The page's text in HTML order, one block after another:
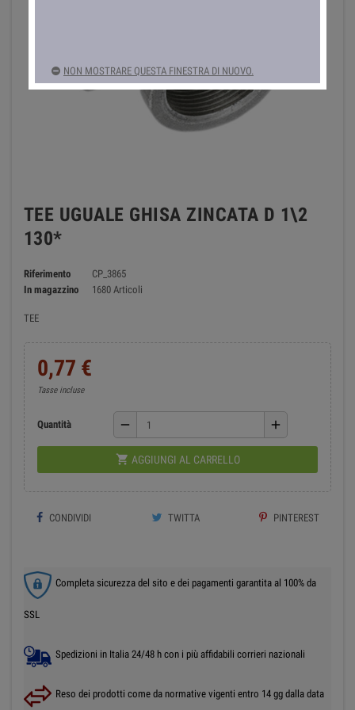
TEE UGUALE GHISA ZINCATA D 1\2
130*
Riferimento
CP_3865
In magazzino
1680 Articoli
TEE
0,77 €
Tasse incluse
Quantità remove add
 AGGIUNGI AL CARRELLO
CONDIVIDI TWITTA PINTEREST
Completa sicurezza del sito e dei pagamenti garantita al 100% da
SSL
Spedizioni in Italia 24/48 h con i più affidabili corrieri nazionali
Reso dei prodotti come da normative vigenti entro 14 gg dalla data
NON MOSTRARE QUESTA FINESTRA DI NUOVO.